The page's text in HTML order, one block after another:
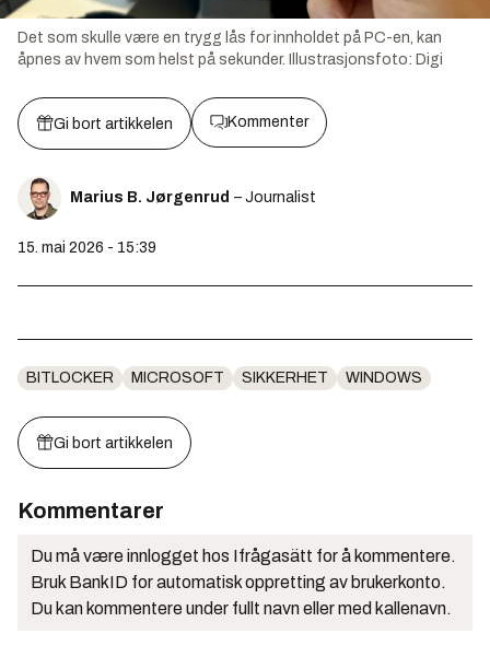
Det som skulle være en trygg lås for innholdet på PC-en, kan
åpnes av hvem som helst på sekunder.
Illustrasjonsfoto: Digi
Gi bort artikkelen Kommenter
Marius B. Jørgenrud – Journalist
15. mai 2026 - 15:39
BITLOCKER MICROSOFT SIKKERHET WINDOWS
Gi bort artikkelen
Kommentarer
Du må være innlogget hos Ifrågasätt for å kommentere.
Bruk BankID for automatisk oppretting av brukerkonto.
Du kan kommentere under fullt navn eller med kallenavn.